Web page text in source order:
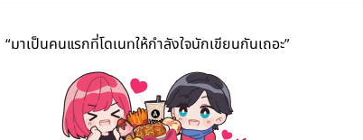
“มาเป็นคนแรกที่โดเนทให้กำลังใจนักเขียนกันเถอะ”